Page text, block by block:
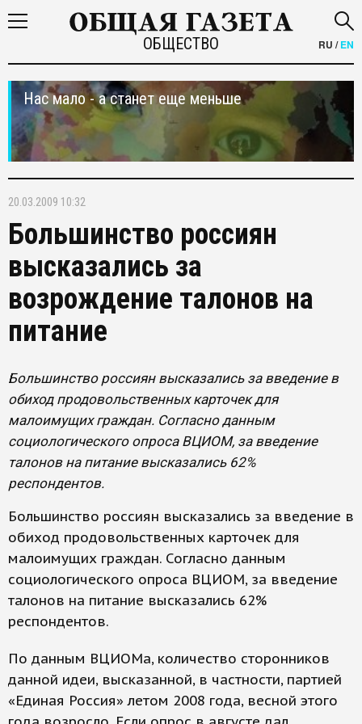
ОБЩЕСТВО RU /EN
Нас мало - а станет еще меньше
20.03.2009 10:32
Большинство россиян
высказались за
возрождение талонов на
питание
Большинство россиян высказались за введение в
обиход продовольственных карточек для
малоимущих граждан. Согласно данным
социологического опроса ВЦИОМ, за введение
талонов на питание высказались 62%
респондентов.
Большинство россиян высказались за введение в
обиход продовольственных карточек для
малоимущих граждан. Согласно данным
социологического опроса ВЦИОМ, за введение
талонов на питание высказались 62%
респондентов.
По данным ВЦИОМа, количество сторонников
данной идеи, высказанной, в частности, партией
«Единая Россия» летом 2008 года, весной этого